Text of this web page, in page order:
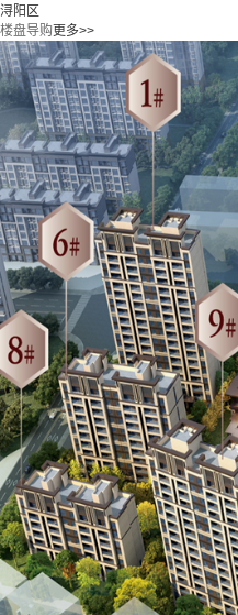
浔阳区
楼盘导购更多>>